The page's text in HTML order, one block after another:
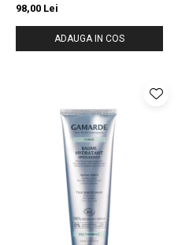
98,00 Lei
ADAUGA IN COS